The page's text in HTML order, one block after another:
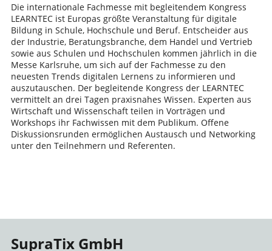
Die internationale Fachmesse mit begleitendem Kongress
LEARNTEC ist Europas größte Veranstaltung für digitale
Bildung in Schule, Hochschule und Beruf. Entscheider aus
der Industrie, Beratungsbranche, dem Handel und Vertrieb
sowie aus Schulen und Hochschulen kommen jährlich in die
Messe Karlsruhe, um sich auf der Fachmesse zu den
neuesten Trends digitalen Lernens zu informieren und
auszutauschen. Der begleitende Kongress der LEARNTEC
vermittelt an drei Tagen praxisnahes Wissen. Experten aus
Wirtschaft und Wissenschaft teilen in Vorträgen und
Workshops ihr Fachwissen mit dem Publikum. Offene
Diskussionsrunden ermöglichen Austausch und Networking
unter den Teilnehmern und Referenten.
SupraTix GmbH